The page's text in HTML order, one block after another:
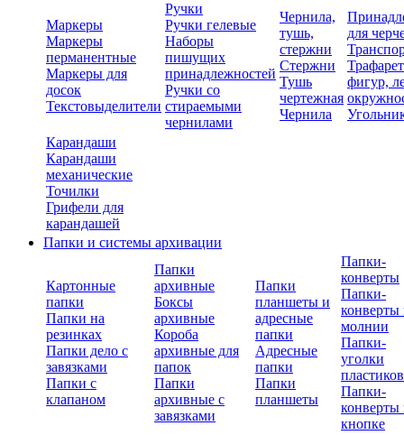
Маркеры
Маркеры
перманентные
Маркеры для
досок
Текстовыделители
Ручки
Ручки гелевые
Наборы
пишущих
принадлежностей
Ручки со
стираемыми
чернилами
Чернила,
тушь,
стержни
Стержни
Тушь
чертежная
Чернила
для
фигур,
Карандаши
Карандаши
механические
Точилки
Грифели для
карандашей
Папки и системы архивации
Картонные
папки
Папки на
резинках
Папки дело с
завязками
Папки с
клапаном
Папки
архивные
Боксы
архивные
Короба
архивные для
папок
Папки
архивные с
завязками
Папки
планшеты и
адресные
папки
Адресные
папки
Папки
планшеты
Папки-
конверты
Папки-
конверты
молнии
Папки-
уголки
Папки-
конверты
кнопке